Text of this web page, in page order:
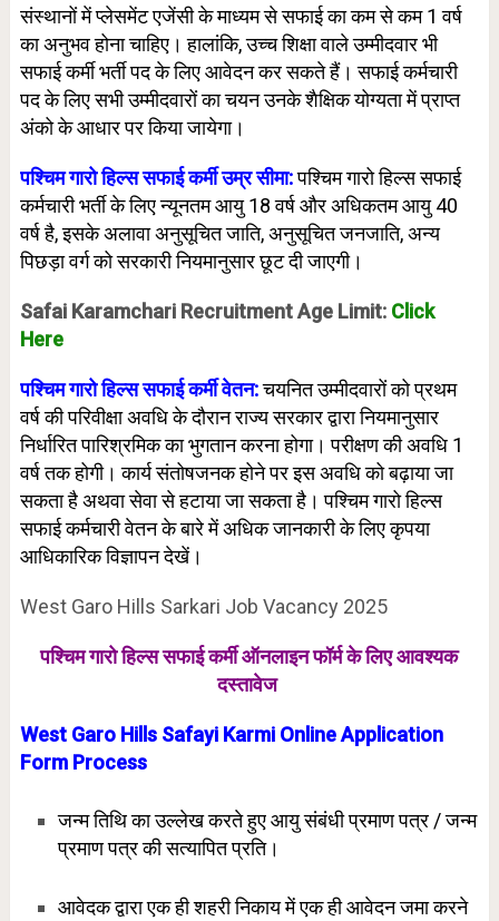
संस्थानों में प्लेसमेंट एजेंसी के माध्यम से सफाई का कम से कम 1 वर्ष
का अनुभव होना चाहिए। हालांकि, उच्च शिक्षा वाले उम्मीदवार भी
सफाई कर्मी भर्ती पद के लिए आवेदन कर सकते हैं। सफाई कर्मचारी
पद के लिए सभी उम्मीदवारों का चयन उनके शैक्षिक योग्यता में प्राप्त
अंको के आधार पर किया जायेगा।
पश्चिम गारो हिल्स सफाई कर्मी उम्र सीमा:पश्चिम गारो हिल्स सफाई
कर्मचारी भर्ती के लिए न्यूनतम आयु 18 वर्ष और अधिकतम आयु 40
वर्ष है, इसके अलावा अनुसूचित जाति, अनुसूचित जनजाति, अन्य
पिछड़ा वर्ग को सरकारी नियमानुसार छूट दी जाएगी।
Safai Karamchari Recruitment Age Limit: Click
Here
पश्चिम गारो हिल्स सफाई कर्मी वेतन:चयनित उम्मीदवारों को प्रथम
वर्ष की परिवीक्षा अवधि के दौरान राज्य सरकार द्वारा नियमानुसार
निर्धारित पारिश्रमिक का भुगतान करना होगा। परीक्षण की अवधि 1
वर्ष तक होगी। कार्य संतोषजनक होने पर इस अवधि को बढ़ाया जा
सकता है अथवा सेवा से हटाया जा सकता है। पश्चिम गारो हिल्स
सफाई कर्मचारी वेतन के बारे में अधिक जानकारी के लिए कृपया
आधिकारिक विज्ञापन देखें।
West Garo Hills Sarkari Job Vacancy 2025
पश्चिम गारो हिल्स सफाई कर्मी ऑनलाइन फॉर्म के लिएआवश्यक
दस्तावेज
West Garo Hills Safayi Karmi Online Application
Form Process
जन्म तिथि का उल्लेख करते हुए आयु संबंधी प्रमाण पत्र / जन्म
प्रमाण पत्र की सत्यापित प्रति।
आवेदक द्वारा एक ही शहरी निकाय में एक ही आवेदन जमा करने